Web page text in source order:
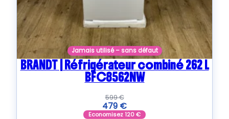
Jamais utilisé – sans défaut
BRANDT | Réfrigérateur combiné 262 L
BFC8562NW
599€
479 €
Economisez120€